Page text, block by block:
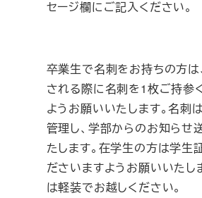
セージ欄にご記入ください。
卒業生で名刺をお持ちの方は
される際に名刺を1枚ご持参
ようお願いいたします。名刺
管理し、学部からのお知らせ
たします。在学生の方は学生
ださいますようお願いいたし
は軽装でお越しください。